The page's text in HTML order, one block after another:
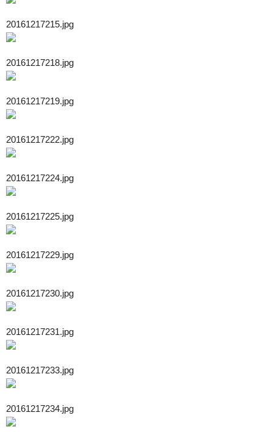
20161217215.jpg
20161217218.jpg
20161217219.jpg
20161217222.jpg
20161217224.jpg
20161217225.jpg
20161217229.jpg
20161217230.jpg
20161217231.jpg
20161217233.jpg
20161217234.jpg